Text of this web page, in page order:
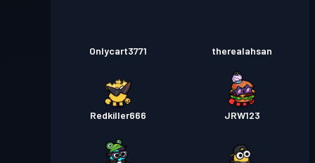
Onlycart3771 therealahsan
Redkiller666 JRW123